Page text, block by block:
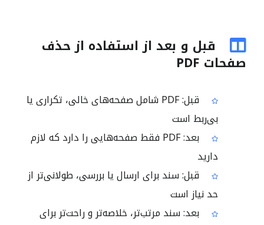
قبل و بعد از استفاده از حذف
صفحات PDF
قبل: PDF شامل صفحه‌های خالی، تکراری یا
بی‌ربط است
بعد: PDF فقط صفحه‌هایی را دارد که لازم
دارید
قبل: سند برای ارسال یا بررسی، طولانی‌تر از
حد نیاز است
بعد: سند مرتب‌تر، خلاصه‌تر و راحت‌تر برای